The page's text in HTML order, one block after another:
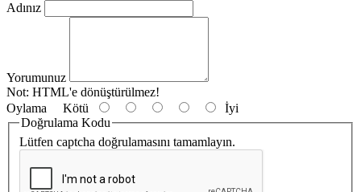
Adınız
Yorumunuz
Not: HTML'e dönüştürülmez!
Oylama Kötü
İyi
Doğrulama Kodu
Lütfen captcha doğrulamasını tamamlayın.